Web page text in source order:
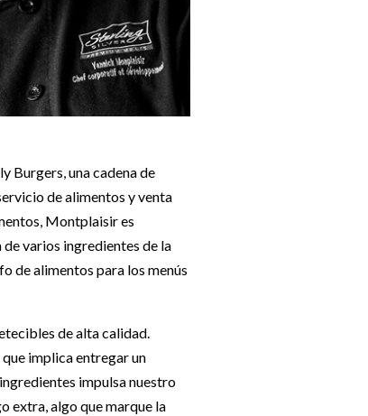
Burgers, una cadena de
de alimentos y venta
Montplaisir es
varios ingredientes de la
de alimentos para los menús
de alta calidad.
implica entregar un
impulsa nuestro
extra, algo que marque la